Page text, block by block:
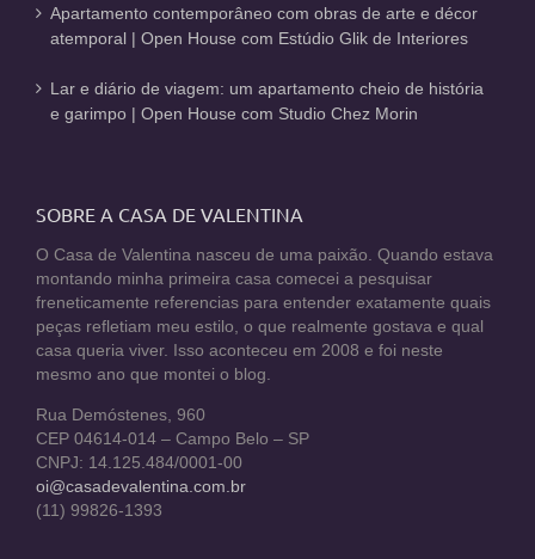
Apartamento contemporâneo com obras de arte e décor
atemporal | Open House com Estúdio Glik de Interiores
Lar e diário de viagem: um apartamento cheio de história
e garimpo | Open House com Studio Chez Morin
SOBRE A CASA DE VALENTINA
O Casa de Valentina nasceu de uma paixão. Quando estava
montando minha primeira casa comecei a pesquisar
freneticamente referencias para entender exatamente quais
peças refletiam meu estilo, o que realmente gostava e qual
casa queria viver. Isso aconteceu em 2008 e foi neste
mesmo ano que montei o blog.
Rua Demóstenes, 960
CEP 04614-014 – Campo Belo – SP
CNPJ: 14.125.484/0001-00
oi@casadevalentina.com.br
(11) 99826-1393